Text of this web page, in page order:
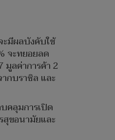
ะมีผลบังคับใช้
จะทยอยลด
มูลค่าการค้า 2
กบราซิล และ
คลุมการเปิด
สุขอนามัยและ